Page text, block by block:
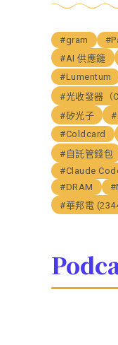
#gram
#AI 供應鏈
#Lumentum
#光收發器（
#矽光子
#
#Coldcard
#自託管錢包
#Claude
#DRAM
#華邦電